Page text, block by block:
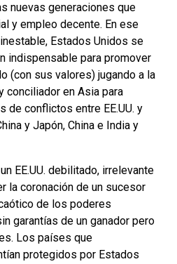
nuevas generaciones que
y empleo decente. En ese
Estados Unidos se
indispensable para promover
(con sus valores) jugando a la
conciliador en Asia para
de conflictos entre EE.UU. y
y Japón, China e India y
EE.UU. debilitado, irrelevante
la coronación de un sucesor
de los poderes
garantías de un ganador pero
Los países que
protegidos por Estados